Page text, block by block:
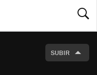
SUBIR